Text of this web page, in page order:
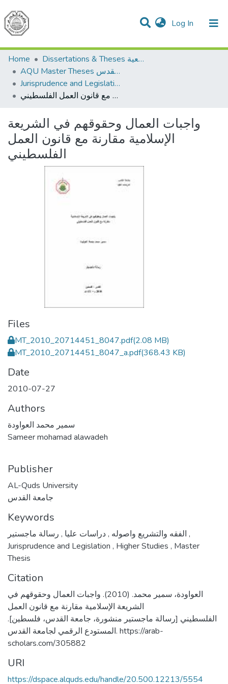
Log In (current)
Communities & Collections
All of DSpace
Home
Dissertations & Theses الرسائل الجامعية
AQU Master Theses الرسائل الجامعية الخاصة بجامعة القدس
Jurisprudence and Legislation الفقه والتشريع
واجبات العمال وحقوقهم في الشريعة الإسلامية مقارنة مع قانون العمل الفلسطيني
واجبات العمال وحقوقهم في الشريعة
الإسلامية مقارنة مع قانون العمل
الفلسطيني
Files
MT_2010_20714451_8047.pdf(2.08 MB)
MT_2010_20714451_8047_a.pdf(368.43 KB)
Date
2010-07-27
Authors
سمير محمد العواودة
Sameer mohamad alawadeh
Publisher
AL-Quds University
جامعة القدس
Keywords
الفقه والتشريع واصوله ,دراسات عليا ,
,
Jurisprudence and Legislation , Higher Studies , Master
Thesis
Citation
العواودة، سمير محمد. (2010). واجبات العمال وحقوقهم في
الشريعة الإسلامية مقارنة مع قانون العمل
الفلسطيني [رسالة ماجستير منشورة، جامعة القدس، فلسطين].
المستودع الرقمي لجامعة القدس. https://arab-
scholars.com/305882
URI
https://dspace.alquds.edu/handle/20.500.12213/5554